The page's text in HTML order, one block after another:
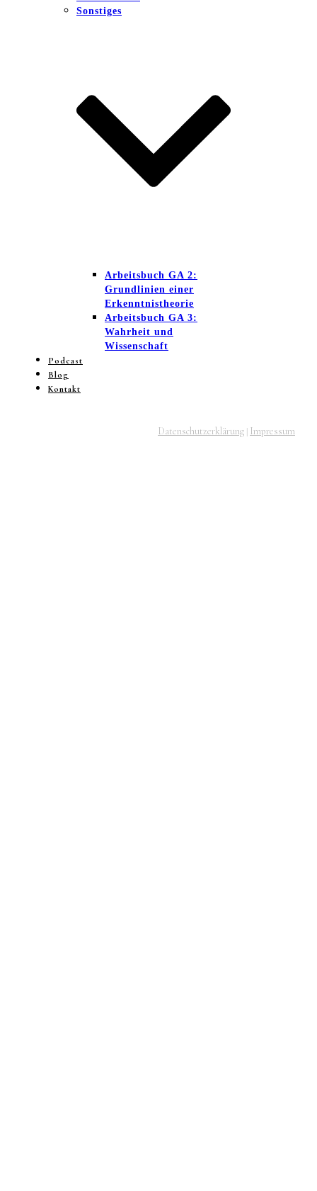
Sonstiges
Arbeitsbuch GA 2:
Grundlinien einer
Erkenntnistheorie
Arbeitsbuch GA 3:
Wahrheit und
Wissenschaft
Podcast
Blog
Kontakt
Datenschutzerklärung | Impressum